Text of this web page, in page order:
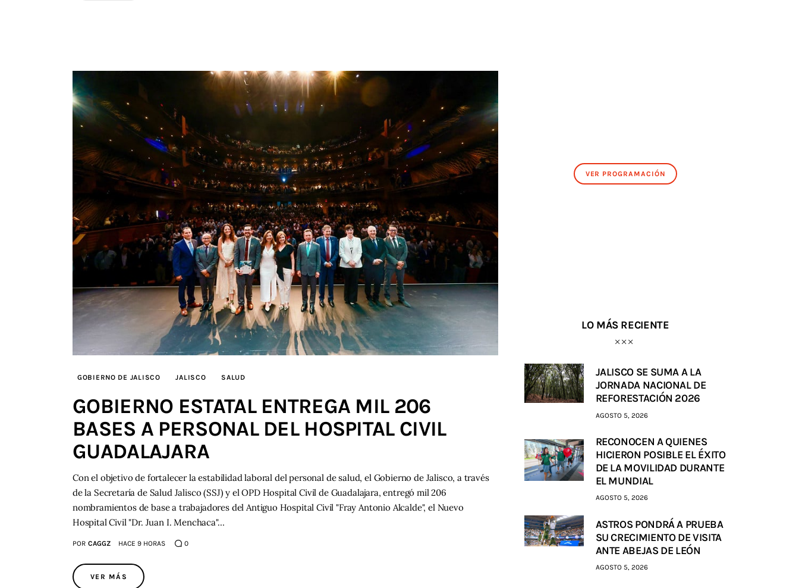
GOBIERNO DE JALISCO JALISCO SALUD
GOBIERNO ESTATAL ENTREGA MIL 206
BASES A PERSONAL DEL HOSPITAL CIVIL
GUADALAJARA
Con el objetivo de fortalecer la estabilidad laboral del personal de salud, el Gobierno de Jalisco, a través
de la Secretaría de Salud Jalisco (SSJ) y el OPD Hospital Civil de Guadalajara, entregó mil 206
nombramientos de base a trabajadores del Antiguo Hospital Civil "Fray Antonio Alcalde", el Nuevo
Hospital Civil "Dr. Juan I. Menchaca"…
POR CAGGZ HACE 9 HORAS 0
VER MÁS
VER PROGRAMACIÓN
LO MÁS RECIENTE
JALISCO SE SUMA A LA
JORNADA NACIONAL DE
REFORESTACIÓN 2026
AGOSTO 5, 2026
RECONOCEN A QUIENES
HICIERON POSIBLE EL ÉXITO
DE LA MOVILIDAD DURANTE
EL MUNDIAL
AGOSTO 5, 2026
ASTROS PONDRÁ A PRUEBA
SU CRECIMIENTO DE VISITA
ANTE ABEJAS DE LEÓN
AGOSTO 5, 2026